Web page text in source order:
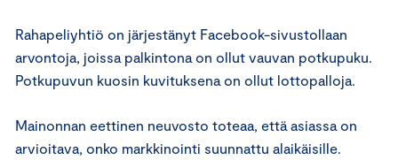
Rahapeliyhtiö on järjestänyt Facebook-sivustollaan
arvontoja, joissa palkintona on ollut vauvan potkupuku.
Potkupuvun kuosin kuvituksena on ollut lottopalloja.
Mainonnan eettinen neuvosto toteaa, että asiassa on
arvioitava, onko markkinointi suunnattu alaikäisille.